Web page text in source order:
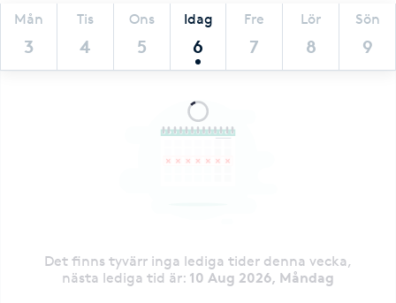
Mån
3
Tis
4
Ons
5
Idag
6
Fre
7
Lör
8
Sön
9
Det finns tyvärr inga lediga tider denna vecka,
nästa lediga tid är: 10 Aug 2026, Måndag